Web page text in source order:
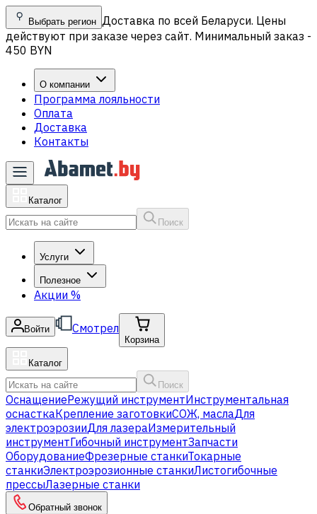
Выбрать регион Доставка по всей Беларуси. Цены
действуют при заказе через сайт. Минимальный заказ -
450 BYN
О компании
Программа лояльности
Оплата
Доставка
Контакты
Каталог
Поиск
Услуги
Полезное
Акции %
Войти Смотрел
Корзина
Каталог
Поиск
ОснащениеРежущий инструментИнструментальная
оснасткаКрепление заготовкиСОЖ, маслаДля
электроэрозииДля лазераИзмерительный
инструментГибочный инструментЗапчасти
ОборудованиеФрезерные станкиТокарные
станкиЭлектроэрозионные станкиЛистогибочные
прессыЛазерные станки
Обратный звонок